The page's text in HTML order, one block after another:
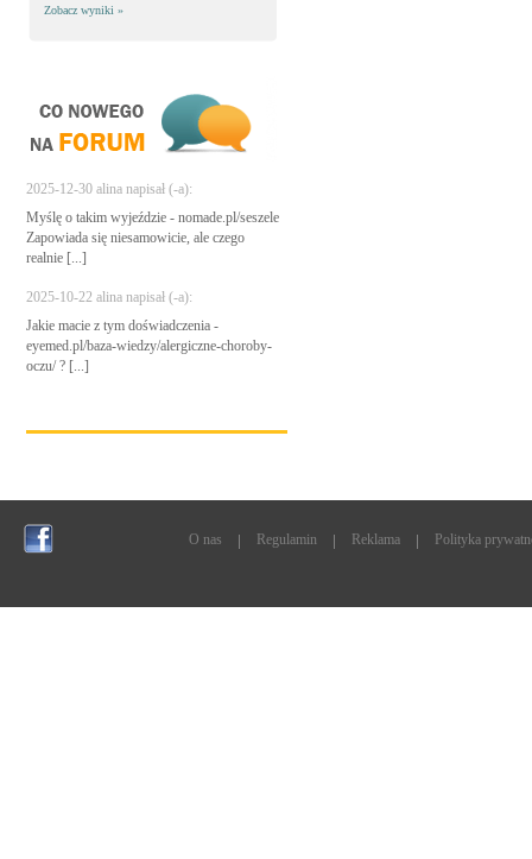
Zobacz wyniki »
2025-12-30 alina napisał (-a):
Myślę o takim wyjeździe - nomade.pl/seszele
Zapowiada się niesamowicie, ale czego
realnie [...]
2025-10-22 alina napisał (-a):
Jakie macie z tym doświadczenia -
eyemed.pl/baza-wiedzy/alergiczne-choroby-
oczu/ ? [...]
O nas Regulamin Reklama Polityka